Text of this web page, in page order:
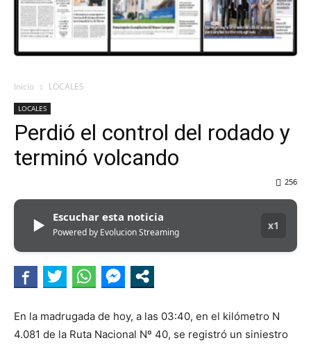
VALLE
Inicio LOCALES
LOCALES
Perdió el control del rodado y
terminó volcando
256
▶ Escuchar esta noticia
Powered by Evolucion Streaming
x1
En la madrugada de hoy, a las 03:40, en el kilómetro N
4.081 de la Ruta Nacional Nº 40, se registró un siniestro